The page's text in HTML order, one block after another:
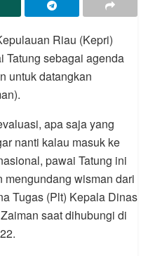
Riau (Kepri)
Tatung sebagai agenda
untuk datangkan
apa saja yang
nanti kalau masuk ke
pawai Tatung ini
wisman dari
Tugas (Plt) Kepala Dinas
saat dihubungi di